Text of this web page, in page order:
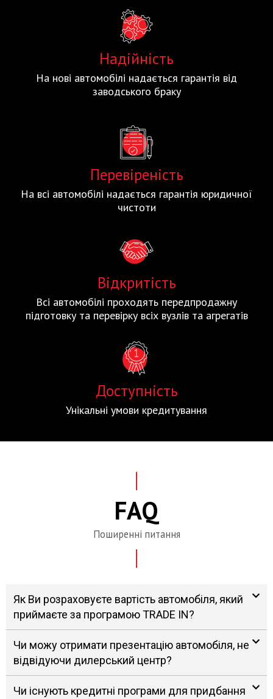
Надійність
На нові автомобілі надається гарантія від
заводського браку
Перевіреність
На всі автомобілі надається гарантія юридичної
чистоти
Відкритість
Всі автомобілі проходять передпродажну
підготовку та перевірку всіх вузлів та агрегатів
Доступність
Унікальні умови кредитування
FAQ
Поширенні питання
Як Ви розраховуєте вартість автомобіля, який
приймаєте за програмою TRADE IN?
Чи можу отримати презентацію автомобіля, не
відвідуючи дилерський центр?
Чи існують кредитні програми для придбання